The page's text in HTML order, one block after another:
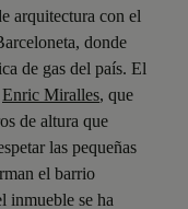
arquitectura con el
donde
de gas del país. El
Enric Miralles, que
de altura que
las pequeñas
el barrio
inmueble se ha